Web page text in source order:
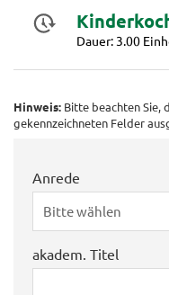
Dauer: 3.00
Hinweis: Bitte beachten Sie,
gekennzeichneten Felder
Anrede
Bitte wählen
akadem. Titel